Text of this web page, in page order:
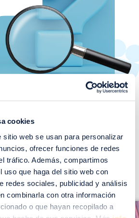
cookies
sitio web se usan para personalizar
ofrecer funciones de redes
tráfico. Además, compartimos
uso que haga del sitio web con
redes sociales, publicidad y análisis
combinarla con otra información
o que hayan recopilado a
nuestros